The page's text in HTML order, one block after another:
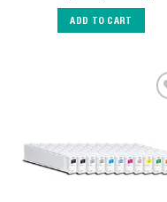
ADD TO CART